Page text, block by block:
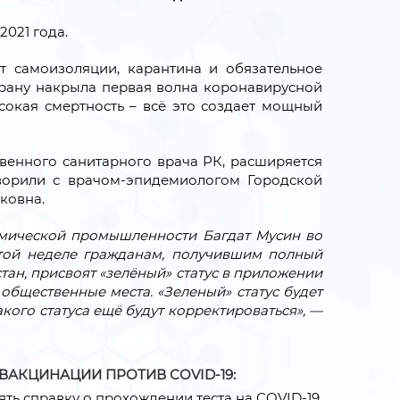
года.
самоизоляции, карантина и обязательное
накрыла первая волна коронавирусной
смертность – всё это создает мощный
санитарного врача РК, расширяется
с врачом-эпидемиологом Городской
промышленности Багдат Мусин во
неделе гражданам, получившим полный
присвоят «зелёный» статус в приложении
места. «Зеленый» статус будет
статуса ещё будут корректироваться», —
ПРОТИВ COVID-19: